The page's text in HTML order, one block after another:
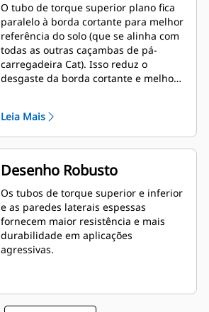
O tubo de torque superior plano fica
paralelo à borda cortante para melhor
referência do solo (que se alinha com
todas as outras caçambas de pá-
carregadeira Cat). Isso reduz o
desgaste da borda cortante e melhora
ser mais fáceis de medir de dentro da
cabine.
Leia Mais
Desenho Robusto
Os tubos de torque superior e inferior
e as paredes laterais espessas
fornecem maior resistência e mais
durabilidade em aplicações
agressivas.